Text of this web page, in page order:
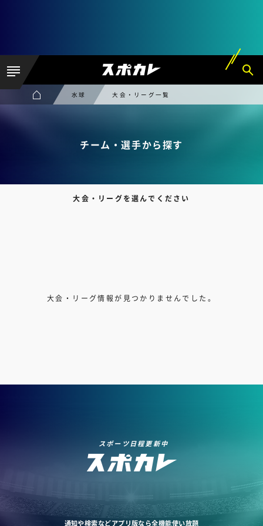
水球 大会・リーグ一覧
チーム・選手から探す
大会・リーグを選んでください
大会・リーグ情報が見つかりませんでした。
スポーツ日程更新中
通知や検索などアプリ版なら全機能使い放題